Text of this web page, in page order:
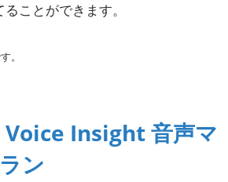
ことができます。
。
Insight 音声マ
ン